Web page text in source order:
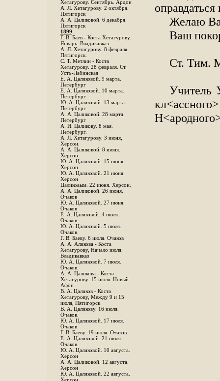
Хетагурову. Сентябрь. Ардон
А. Л. Хетагурову. 2 октября.
Пятигорск
А. А. Цаликовой. 6 декабря.
Пятигорск
1899
Г. В. Баев - Коста Хетагурову.
Январь. Владикавказ
А. Л. Хетагурову. 8 февраля.
Пятигорск.
С. Т. Метлин - Коста
Хетагурову. 28 февраля. Ст.
Устъ-Лабинская
Е. А. Цаликовой. 9 марта.
Петербург
Е. А. Цаликовой. 10 марта.
Петербург
Ю. А. Цаликовой. 13 марта.
Петербург
А. А. Цаликовой. 28 марта.
Петербург
А. И. Цаликову. 8 мая.
Петербург.
А. Л. Хетагурову. 3 июня,
Херсон.
А. А. Цаликовой. 8 июня.
Херсон
Ю. А. Цаликовой. 15 июня.
Херсон
Ю. А. Цаликовой. 21 июня.
Херсон
Цаликоаым. 22 июня. Херсон.
А. А. Цаликовой. 26 июня.
Очаков
Ю. А. Цаликовой. 27 июня.
Очаков
Е. А. Цаликовой. 4 июля.
Очаков
Ю. А. Цаликовой. 5 июля.
Очаков.
Г. В. Баеву. 6 июля. Очаков
А. А. Аликова - Коста
Хетагурову, Начало июля.
Владикавказ
Ю. А. Цаликовой. 7 июля.
Очаков.
А. А. Цаликова - Коста
Хетагурову. 15 июля. Новый
Афон
В. А. Цаликов - Коста
Хетагурову, Между 9 и 15
июля, Пятигорск
В. А. Цаликову. 16 июля.
Очаков.
Ю. А. Цаликовой. 17 июля.
Очаков
Г. В. Баеву. 19 июля. Очаков.
Е. А. Цаликовой. 21 июля.
Очаков.
Ю. А. Цаликовой. 10 августа.
Херсон
А. А. Цаликовой. 12 августа.
Херсон
Ю. А. Цаликовой. 22 августа.
Херсон
Желаю
Ваш
Ст. Тим.
Учитель